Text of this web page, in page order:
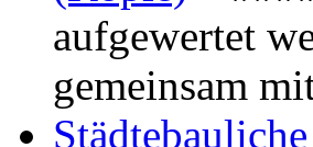
aufgewertet
gemeinsam